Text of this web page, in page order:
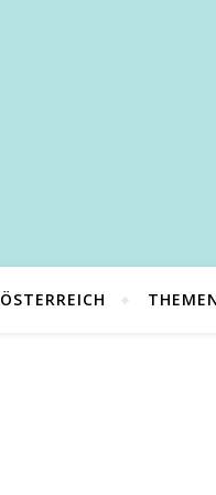
ÖSTERREICH